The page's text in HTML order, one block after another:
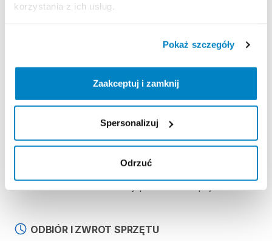
korzystania z ich usług.
Pokaż szczegóły
Zaakceptuj i zamknij
Spersonalizuj
Odrzuć
KAUCJA
ve výši 5 000 Kč. Záloha se skládá platbou hotovostí
nebo kartou při předání produktu. Po vrácení
produktu je záloha vrácena v plné výši. Za vypůjčení
automaticky vypočítána a odečtena za každý den
výpůjčky počínaje 4. dnem půjčení. Každý další den
výpůjčky je cena snížena o 10 % z ceny předchozího
dne. To znamená, že za 4. den výpůjčky zaplatíte 90
ODBIÓR I ZWROT SPRZĘTU